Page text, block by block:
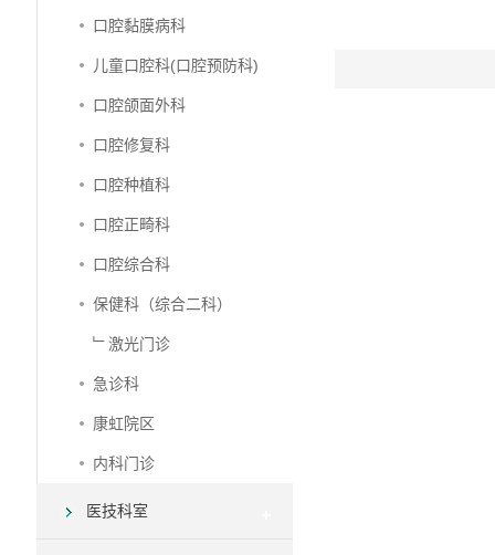
口腔黏膜病科
儿童口腔科(口腔预防科)
口腔颌面外科
口腔修复科
口腔种植科
口腔正畸科
口腔综合科
保健科（综合二科）
﹂激光门诊
急诊科
康虹院区
内科门诊
医技科室